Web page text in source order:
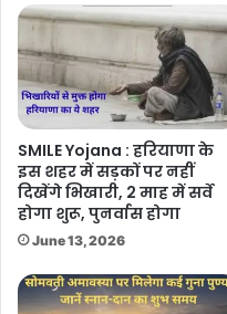
SMILE Yojana : हरियाणा के
इस शहर में सड़कों पर नहीं
दिखेंगे भिखारी, 2 माह में सर्वे
होगा शुरू, पुनर्वास होगा
June 13, 2026